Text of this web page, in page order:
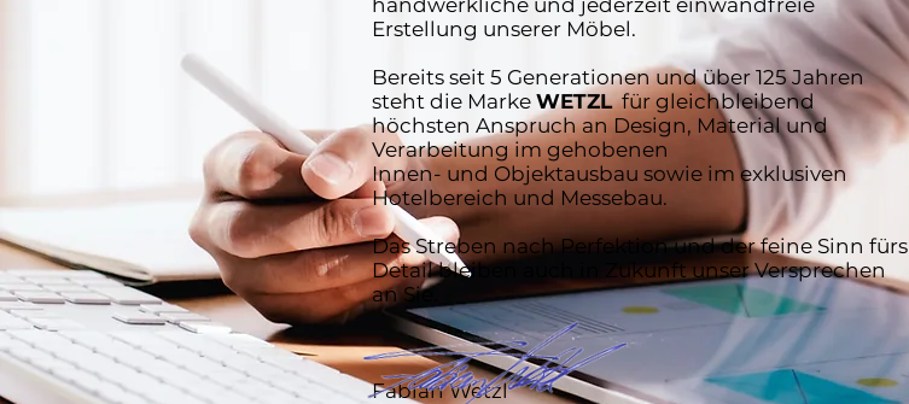
handwerkliche und jederzeit einwandfreie
Erstellung unserer Möbel.
Bereits seit 5 Generationen und über 125 Jahren
steht die Marke WETZLfür gleichbleibend
höchsten Anspruch an Design, Material und
Verarbeitung im gehobenen
Innen- und Objektausbau sowie im exklusiven
Hotelbereich und Messebau.
Das Streben nach Perfektion und der feine Sinn fürs
Detail bleiben auch in Zukunft unser Versprechen
an Sie.
Fabian Wetzl